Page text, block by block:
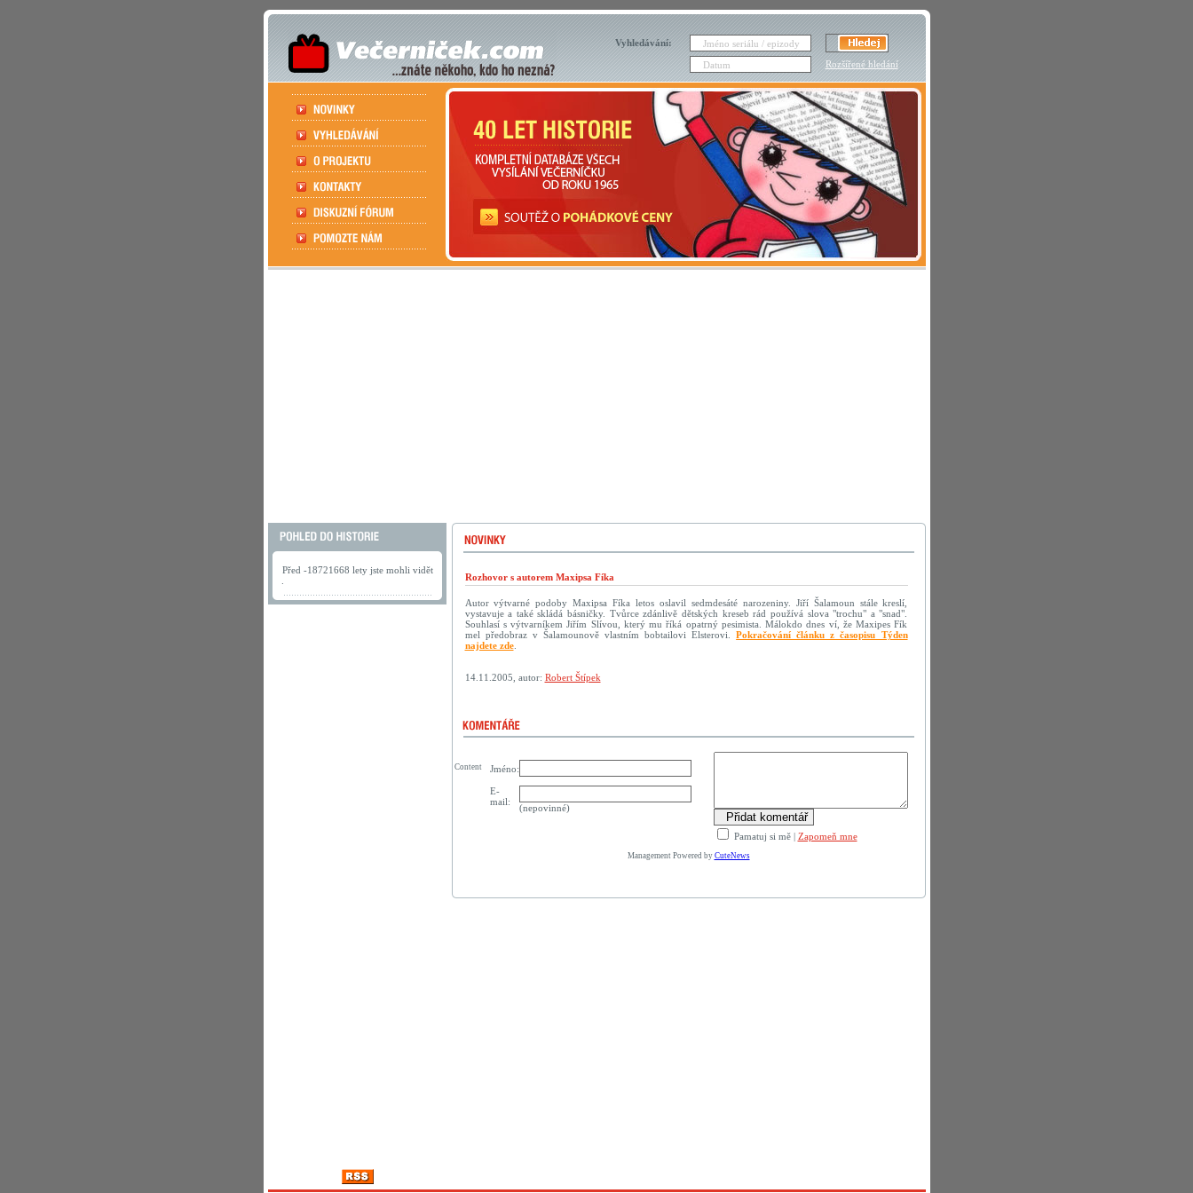
Vyhledávání:
Rozšířené hledání
Před -18721668 lety jste mohli vidět
Rozhovor s autorem Maxipsa Fíka
Autor výtvarné podoby Maxipsa Fíka letos oslavil sedmdesáté narozeniny. Jiří Šalamoun stále kreslí,
vystavuje a také skládá básničky. Tvůrce zdánlivě dětských kreseb rád používá slova "trochu" a "snad".
Souhlasí s výtvarníkem Jiřím Slívou, který mu říká opatrný pesimista. Málokdo dnes ví, že Maxipes Fík
mel předobraz v Šalamounově vlastním bobtailovi Elsterovi.Pokračování článku z časopisu Týden
najdete zde.
14.11.2005, autor: Robert Štípek
Jméno:
Pamatuj si mě| Zapomeň mne
E-
mail:
(nepovinné)
Content
Management Powered by CuteNews